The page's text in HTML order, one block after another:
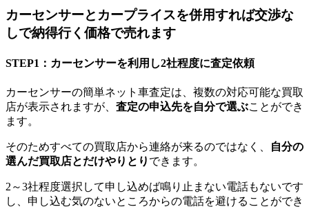
カーセンサーとカープライスを併用すれば交渉な
しで納得行く価格で売れます
STEP1：カーセンサーを利用し2社程度に査定依頼
カーセンサーの簡単ネット車査定は、複数の対応可能な買取
店が表示されますが、 査定の申込先を自分で選ぶことができ
ます。
そのためすべての買取店から連絡が来るのではなく、
自分の
選んだ買取店とだけやりとり できます。
2～3社程度選択して申し込めば鳴り止まない電話もないです
し、申し込む気のないところからの電話を避けることができ